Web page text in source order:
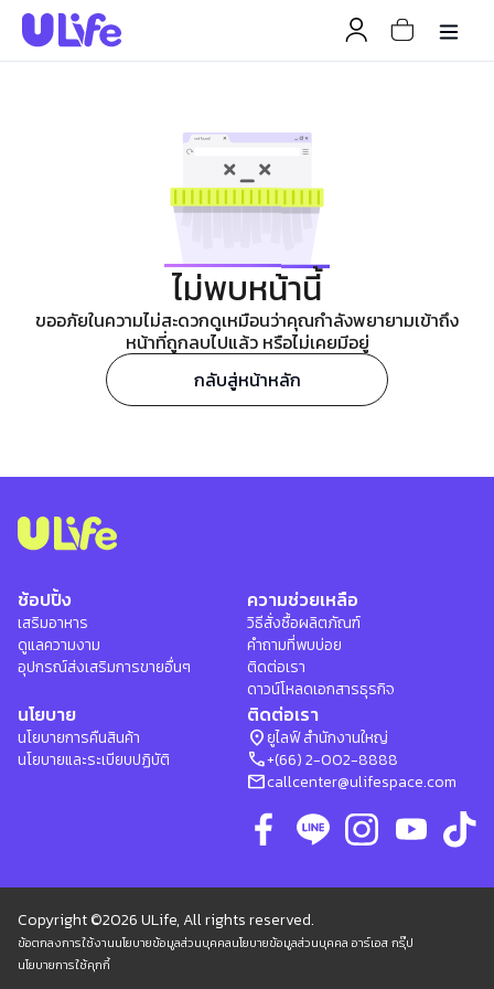
ไม่พบหน้านี้
ขออภัยในความไม่สะดวกดูเหมือนว่าคุณกำลังพยายามเข้าถึง
หน้าที่ถูกลบไปแล้ว หรือไม่เคยมีอยู่
กลับสู่หน้าหลัก
ช้อปปิ้ง
เสริมอาหาร
ดูแลความงาม
อุปกรณ์ส่งเสริมการขายอื่นๆ
ความช่วยเหลือ
วิธีสั่งซื้อผลิตภัณฑ์
คำถามที่พบบ่อย
ติดต่อเรา
ดาวน์โหลดเอกสารธุรกิจ
นโยบาย
นโยบายการคืนสินค้า
นโยบายและระเบียบปฏิบัติ
ติดต่อเรา
location_onยูไลฟ์ สำนักงานใหญ่
phone+(66) 2-002-8888
mailcallcenter@ulifespace.com
Copyright ©2026 ULife, All rights reserved.
ข้อตกลงการใช้งานนโยบายข้อมูลส่วนบุคคลนโยบายข้อมูลส่วนบุคคล อาร์เอส กรุ๊ป
นโยบายการใช้คุกกี้